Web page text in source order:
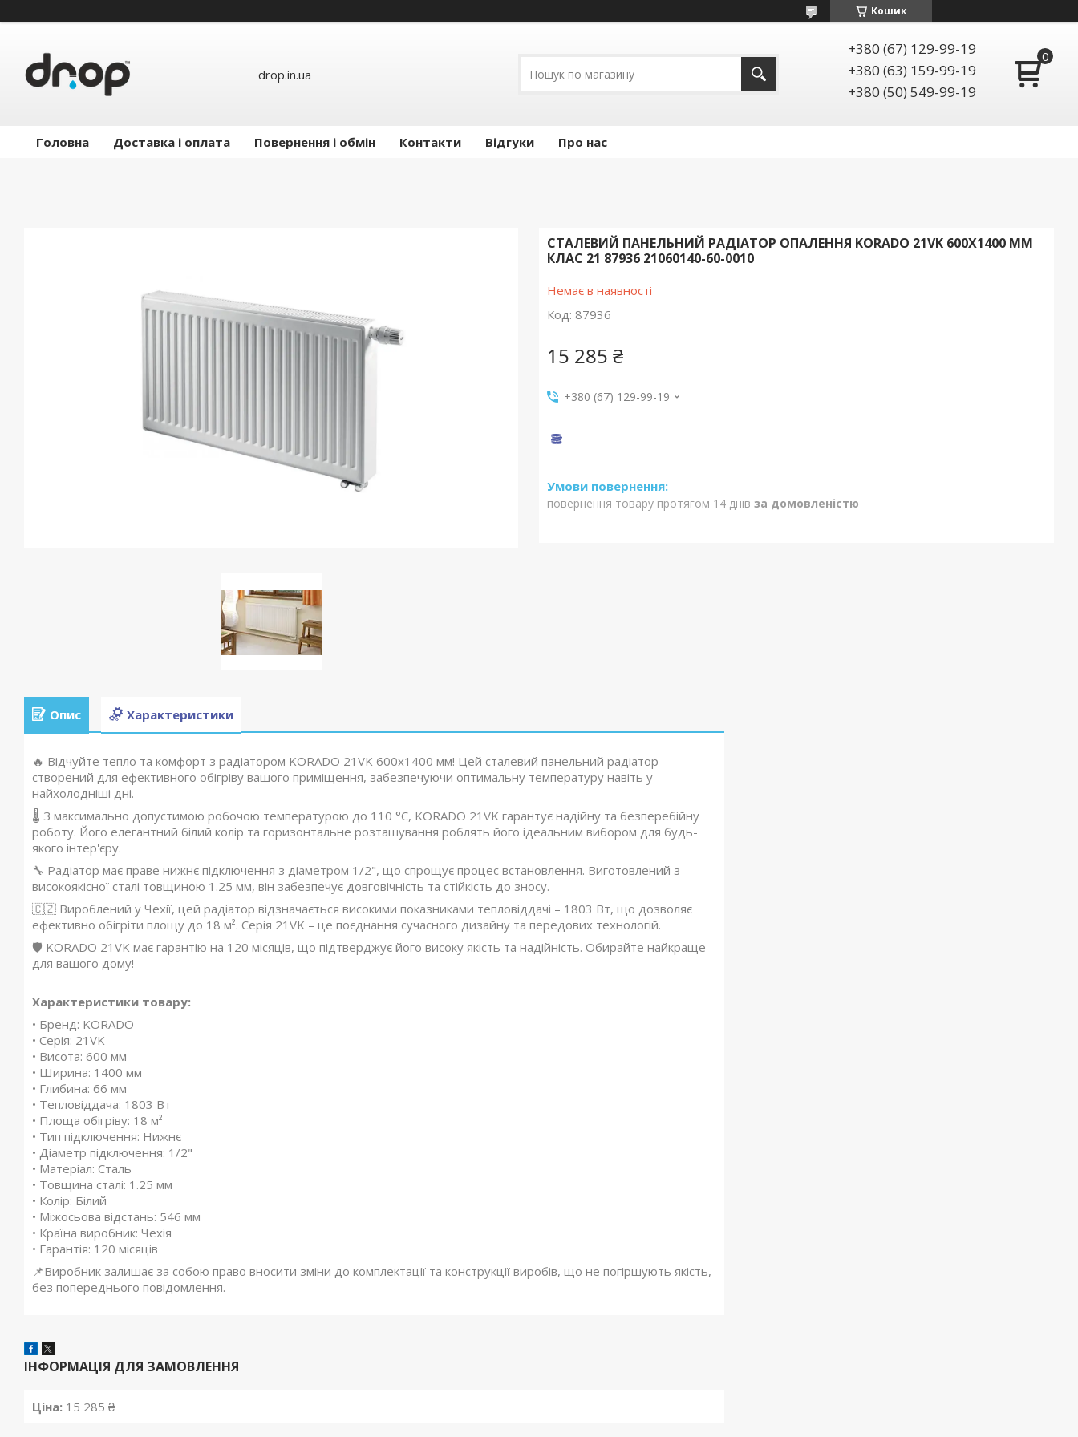
Кошик
drop.in.ua
+380 (67) 129-99-19
+380 (63) 159-99-19
+380 (50) 549-99-19
Головна Доставка і оплата Повернення і обмін Контакти Відгуки Про нас
СТАЛЕВИЙ ПАНЕЛЬНИЙ РАДІАТОР ОПАЛЕННЯ KORADO 21VK 600X1400 ММ
КЛАС 21 87936 21060140-60-0010
Немає в наявності
Код: 87936
15 285 ₴
+380 (67) 129-99-19
повернення товару протягом 14 днів за домовленістю
Опис Характеристики
🔥 Відчуйте тепло та комфорт з радіатором KORADO 21VK 600x1400 мм! Цей сталевий панельний радіатор
створений для ефективного обігріву вашого приміщення, забезпечуючи оптимальну температуру навіть у
найхолодніші дні.
🌡️ З максимально допустимою робочою температурою до 110 °C, KORADO 21VK гарантує надійну та безперебійну
роботу. Його елегантний білий колір та горизонтальне розташування роблять його ідеальним вибором для будь-
якого інтер'єру.
🔧 Радіатор має праве нижнє підключення з діаметром 1/2", що спрощує процес встановлення. Виготовлений з
високоякісної сталі товщиною 1.25 мм, він забезпечує довговічність та стійкість до зносу.
🇨🇿 Вироблений у Чехії, цей радіатор відзначається високими показниками тепловіддачі – 1803 Вт, що дозволяє
ефективно обігріти площу до 18 м². Серія 21VK – це поєднання сучасного дизайну та передових технологій.
🛡️ KORADO 21VK має гарантію на 120 місяців, що підтверджує його високу якість та надійність. Обирайте найкраще
для вашого дому!
Характеристики товару:
• Бренд: KORADO
• Серія: 21VK
• Висота: 600 мм
• Ширина: 1400 мм
• Глибина: 66 мм
• Тепловіддача: 1803 Вт
• Площа обігріву: 18 м²
• Тип підключення: Нижнє
• Діаметр підключення: 1/2"
• Матеріал: Сталь
• Товщина сталі: 1.25 мм
• Колір: Білий
• Міжосьова відстань: 546 мм
• Країна виробник: Чехія
• Гарантія: 120 місяців
📌Виробник залишає за собою право вносити зміни до комплектації та конструкції виробів, що не погіршують якість,
без попереднього повідомлення.
ІНФОРМАЦІЯ ДЛЯ ЗАМОВЛЕННЯ
Ціна: 15 285 ₴